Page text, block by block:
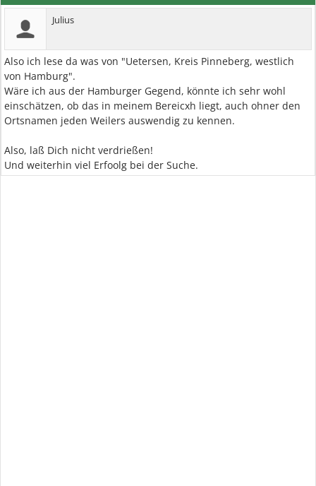
Julius
Also ich lese da was von "Uetersen, Kreis Pinneberg, westlich
von Hamburg".
Wäre ich aus der Hamburger Gegend, könnte ich sehr wohl
einschätzen, ob das in meinem Bereicxh liegt, auch ohner den
Ortsnamen jeden Weilers auswendig zu kennen.
Also, laß Dich nicht verdrießen!
Und weiterhin viel Erfoolg bei der Suche.